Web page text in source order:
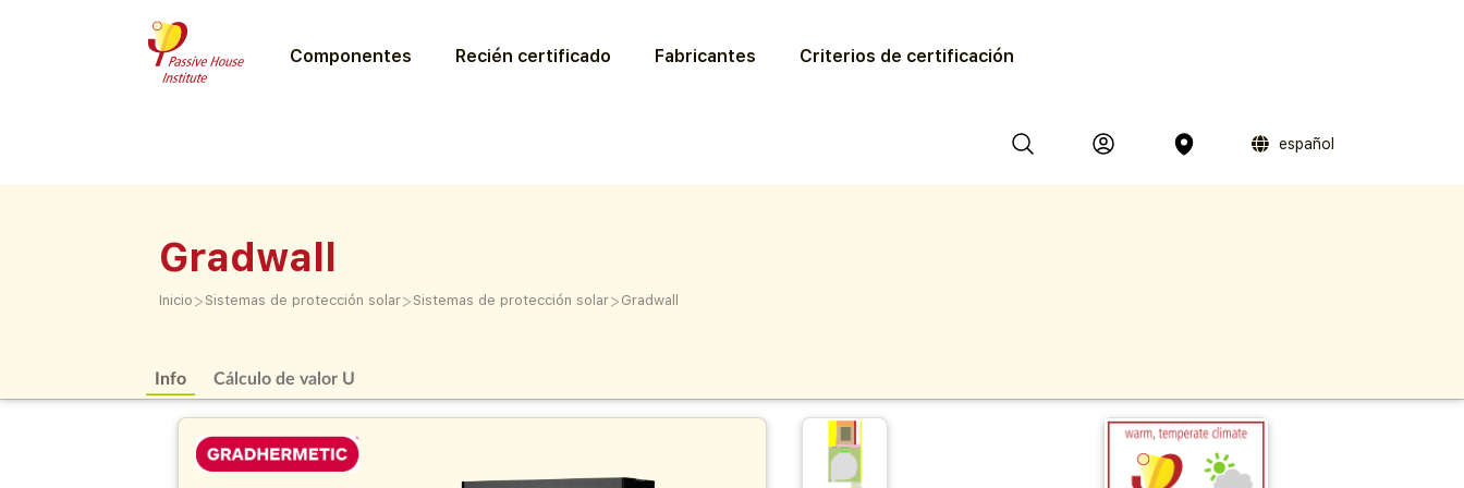
Componentes Recién certificado Fabricantes Criterios de certificación
español
Gradwall
Inicio > Sistemas de protección solar> Sistemas de protección solar> Gradwall
Info Cálculo de valor U